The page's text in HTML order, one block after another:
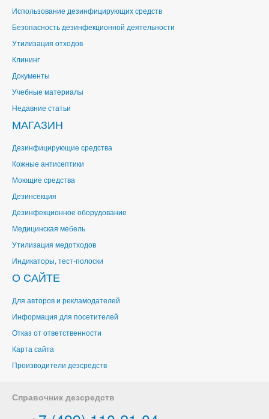
Использование дезинфицирующих средств
Безопасность дезинфекционной деятельности
Утилизация отходов
Клининг
Документы
Учебные материалы
Недавние статьи
МАГАЗИН
Дезинфицирующие средства
Кожные антисептики
Моющие средства
Дезинсекция
Дезинфекционное оборудование
Медицинская мебель
Утилизация медотходов
Индикаторы, тест-полоски
О САЙТЕ
Для авторов и рекламодателей
Информация для посетителей
Отказ от ответственности
Карта сайта
Производители дезсредств
Справочник дезсредств